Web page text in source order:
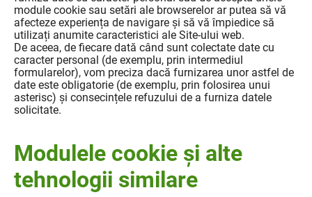
module cookie sau setări ale browserelor ar putea să vă
afecteze experiența de navigare și să vă împiedice să
utilizați anumite caracteristici ale Site-ului web.
De aceea, de fiecare dată când sunt colectate date cu
caracter personal (de exemplu, prin intermediul
formularelor), vom preciza dacă furnizarea unor astfel de
date este obligatorie (de exemplu, prin folosirea unui
asterisc) și consecințele refuzului de a furniza datele
solicitate.
Modulele cookie și alte
tehnologii similare